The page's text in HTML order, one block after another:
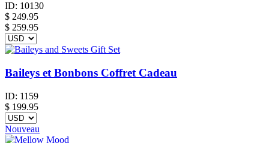
ID: 10130
$ 249.95
$ 259.95
Baileys et Bonbons Coffret Cadeau
ID: 1159
$ 199.95
Nouveau